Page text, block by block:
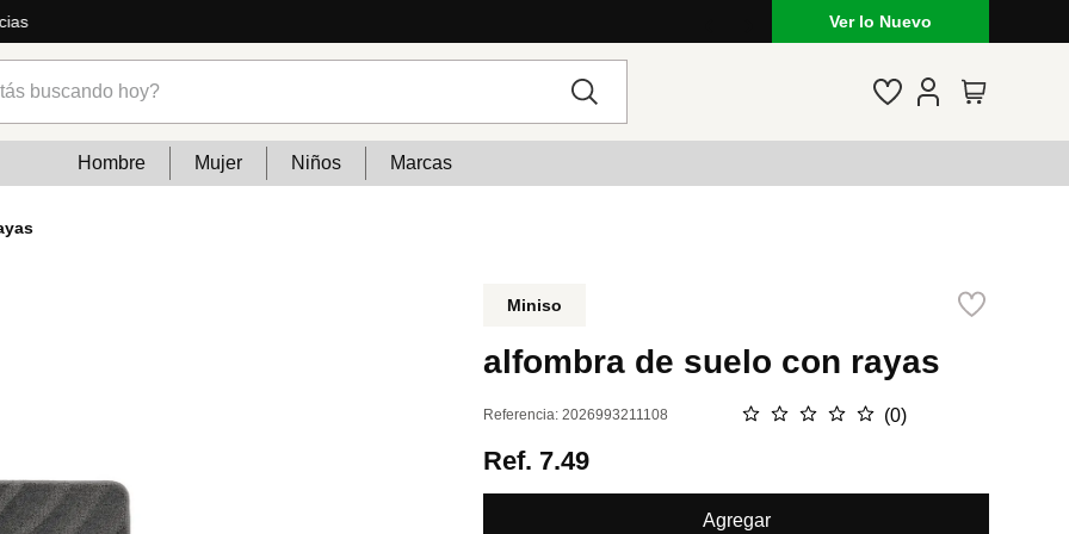
Ver lo Nuevo
Hombre Mujer Niños Marcas
Miniso
alfombra de suelo con rayas
Referencia:2026993211108 ☆ ☆ ☆ ☆ ☆ (0)
Ref. 7.49
Agregar